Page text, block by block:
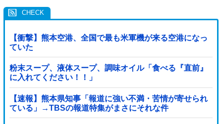
【衝撃】熊本空港、全国で最も米軍機が来る空港になっ
ていた
粉末スープ、液体スープ、調味オイル「食べる『直前』
に入れてください！！」
【速報】熊本県知事「報道に強い不満・苦情が寄せられ
ている」→TBSの報道特集がまさにそれな件